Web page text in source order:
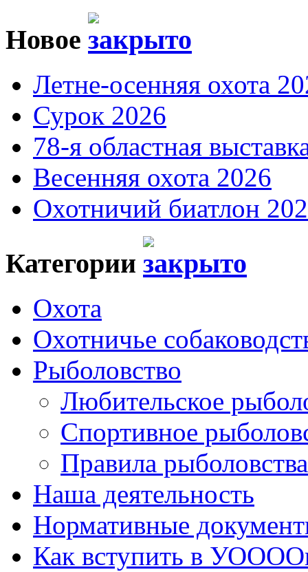
Новое
Летне-осенняя охота
Сурок 2026
78-я областная
Весенняя охота 2026
Охотничий биатлон
Категории
Охота
Охотничье
Рыболовство
Любительское
Спортивное
Правила рыболовства
Наша деятельность
Нормативные
Как вступить в